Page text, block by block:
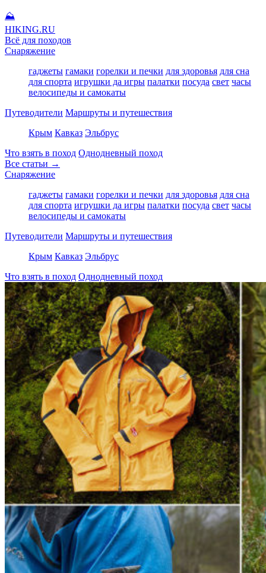
⛰
HIKING.RU
Всё для походов
Снаряжение
гаджеты гамаки горелки и печки для здоровья для сна
для спорта игрушки да игры палатки посуда свет часы
велосипеды и самокаты
Путеводители Маршруты и путешествия
Крым Кавказ Эльбрус
Что взять в поход Однодневный поход
Все статьи →
Снаряжение
гаджеты гамаки горелки и печки для здоровья для сна
для спорта игрушки да игры палатки посуда свет часы
велосипеды и самокаты
Путеводители Маршруты и путешествия
Крым Кавказ Эльбрус
Что взять в поход Однодневный поход